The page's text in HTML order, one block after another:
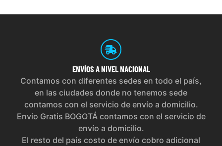
ENVÍOS A NIVEL NACIONAL
Contamos con diferentes sedes en todo el país,
en las ciudades donde no tenemos sede
contamos con el servicio de envío a domicilio.
Envío Gratis BOGOTÁ contamos con el servicio de
envío a domicilio.
El resto del país costo de envío cobro adicional